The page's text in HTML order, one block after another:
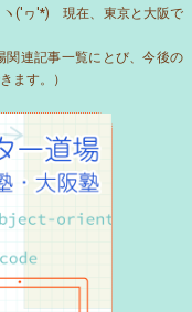
('ヮ'*)ゝ現在、東京と大阪で
関連記事一覧にとび、今後の
ます。）